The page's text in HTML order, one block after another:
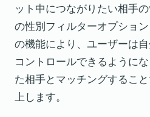
ット中につながりたい相手
の性別フィルターオプショ
の機能により、ユーザーは
コントロールできるように
た相手とマッチングするこ
上します。